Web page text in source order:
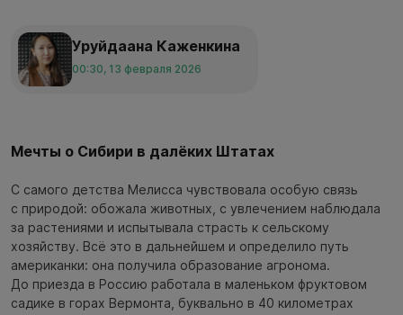
Уруйдаана Каженкина
00:30, 13 февраля 2026
Мечты о Сибири в далёких Штатах
С самого детства Мелисса чувствовала особую связь
с природой: обожала животных, с увлечением наблюдала
за растениями и испытывала страсть к сельскому
хозяйству. Всё это в дальнейшем и определило путь
американки: она получила образование агронома.
До приезда в Россию работала в маленьком фруктовом
садике в горах Вермонта, буквально в 40 километрах